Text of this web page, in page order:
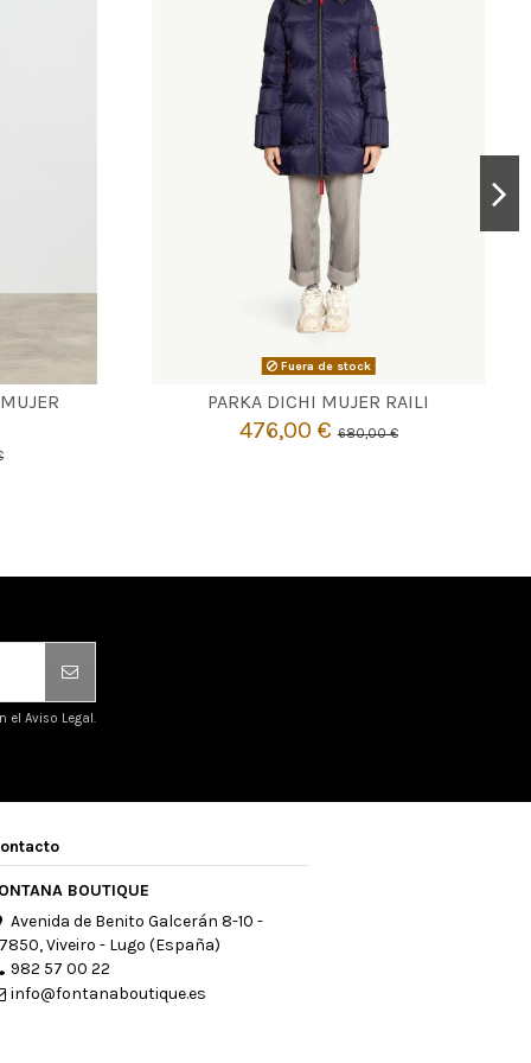
Fuera de stock
PARKA DICHI MUJER RAILI
476,00 €680,00 €
 Agotado
Aviso Legal.
BOUTIQUE
Avenida de Benito Galcerán 8-10 -
Viveiro - Lugo (España)
982 57 00 22
info@fontanaboutique.es